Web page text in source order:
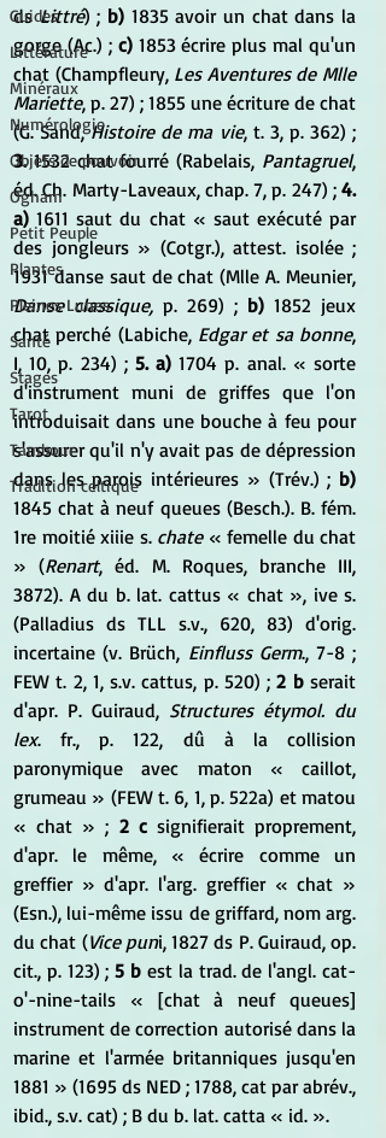
Guides
Littérature
Minéraux
Numérologie
Objets de pouvoir
Ogham
Petit Peuple
Plantes
Pleines Lunes
Santé
Stages
Tarot
Tambour
Tradition celtique
ds Littré) ; b) 1835 avoir un chat dans la
gorge (Ac.) ; c) 1853 écrire plus mal qu'un
chat (Champfleury, Les Aventures de Mlle
Mariette, p. 27) ; 1855 une écriture de chat
(G. Sand, Histoire de ma vie
3. 1532 chat fourré (Rabelais, Pantagruel,
éd. Ch. Marty-Laveaux, chap. 7, p. 247) ; 4.
a) 1611 saut du chat « saut exécuté par
des jongleurs » (Cotgr.), attest. isolée ;
Danse classique, p. 269) ; b) 1852 jeux
chat perché (Labiche, Edgar et sa bonne,
I, 10, p. 234) ; 5. a) 1704 p. anal. « sorte
d'instrument muni de griffes que l'on
introduisait dans une bouche à feu pour
s'assurer qu'il n'y avait pas de dépression
dans les parois intérieures » (Trév.) ; b)
1845 chat à neuf queues (Besch.). B. fém.
1re moitié xiiie s. chate « femelle du chat
» (Renart, éd. M. Roques, branche III,
3872). A du b. lat. cattus « chat », ive s.
(Palladius ds TLL s.v., 620, 83) d'orig.
incertaine (v. Brüch, Einfluss Germ., 7-8 ;
FEW t. 2, 1, s.v. cattus, p. 520) ; 2 b serait
d'apr. P. Guiraud, Structures étymol. du
lex. fr., p. 122, dû à la collision
paronymique avec maton « caillot,
grumeau » (FEW t. 6, 1, p. 522a) et matou
« chat » ; 2 c signifierait proprement,
d'apr. le même, « écrire comme un
greffier » d'apr. l'arg. greffier « chat »
(Esn.), lui-même issu de griffard, nom arg.
du chat (Vice puni, 1827 ds P. Guiraud, op.
cit., p. 123) ; 5 b est la trad. de l'angl. cat-
o'-nine-tails « [chat à neuf queues]
instrument de correction autorisé dans la
marine et l'armée britanniques jusqu'en
1881 » (1695 ds NED ; 1788, cat par abrév.,
ibid., s.v. cat) ; B du b. lat. catta « id. ».